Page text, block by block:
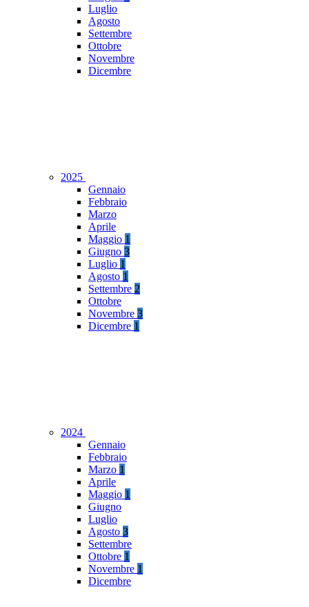
Luglio
Agosto
Settembre
Ottobre
Novembre
Dicembre
2025
Gennaio
Febbraio
Marzo
Aprile
Maggio 1
Giugno 3
Luglio 1
Agosto 1
Settembre 2
Ottobre
Novembre 3
Dicembre 1
2024
Gennaio
Febbraio
Marzo 1
Aprile
Maggio 1
Giugno
Luglio
Agosto 3
Settembre
Ottobre 1
Novembre 1
Dicembre